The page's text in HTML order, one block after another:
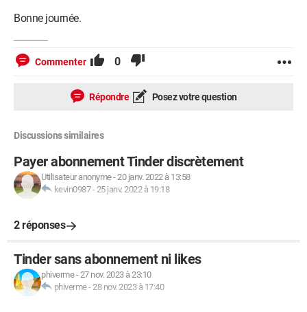
Bonne journée.
Commenter 0
Répondre Posez votre question
Discussions similaires
Payer abonnement Tinder discrètement
Utilisateur anonyme-20 janv. 2022 à 13:58
kevin0987-25 janv. 2022 à 19:18
2 réponses
Tinder sans abonnement ni likes
phiverme-27 nov. 2023 à 23:10
phiverme-28 nov. 2023 à 17:40